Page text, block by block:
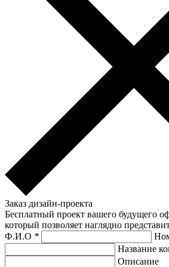
Заказ дизайн-проекта
Бесплатный проект вашего будущего
который позволяет наглядно
Ф.И.О *
Название
Описание